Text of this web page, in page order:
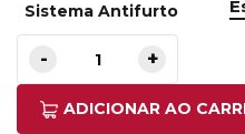
Sistema Antifurto
ADICIONAR AO